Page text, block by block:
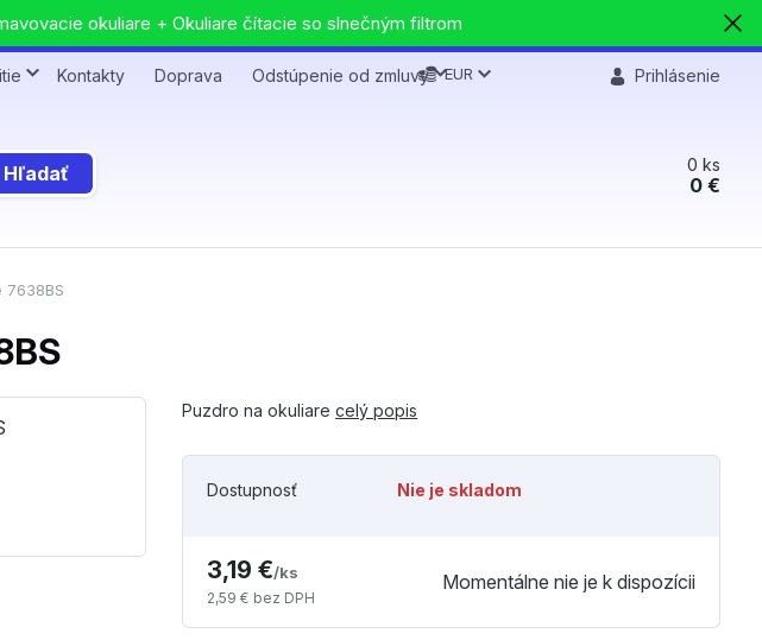
okuliare + Okuliare čítacie so slnečným filtrom
Kontakty Doprava Odstúpenie od zmluvy EUR Prihlásenie
Hľadať 0 ks
0 €
7638BS
Puzdro na okuliarecelý popis
Dostupnosť Nie je skladom
3,19 €/ks
2,59 € bez DPH
Momentálne nie je k dispozícii